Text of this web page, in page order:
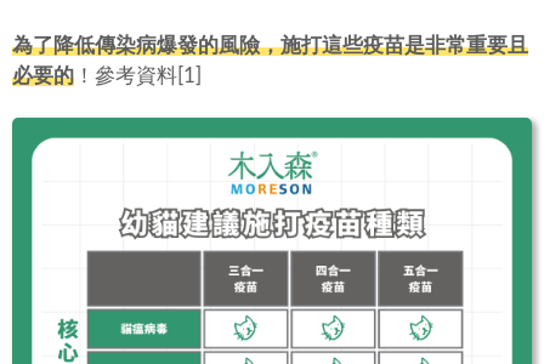
為了降低傳染病爆發的風險，施打這些疫苗是非常重要且
必要的 ！參考資料[1]